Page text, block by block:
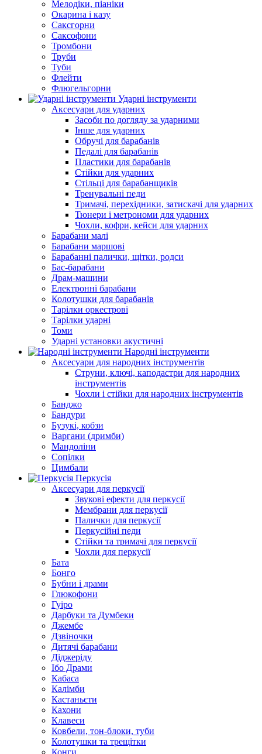
Мелодіки, піаніки
Окарина і казу
Саксгорни
Саксофони
Тромбони
Труби
Туби
Флейти
Флюгельгорни
Ударні інструменти
Аксесуари для ударних
Засоби по догляду за ударними
Інше для ударних
Обручі для барабанів
Педалі для барабанів
Пластики для барабанів
Стійки для ударних
Стільці для барабанщиків
Тренувальні педи
Тримачі, перехідники, затискачі для ударних
Тюнери і метрономи для ударних
Чохли, кофри, кейси для ударних
Барабани малі
Барабани маршові
Барабанні палички, щітки, родси
Бас-барабани
Драм-машини
Електронні барабани
Колотушки для барабанів
Тарілки оркестрові
Тарілки ударні
Томи
Ударні установки акустичні
Народні інструменти
Аксесуари для народних інструментів
Струни, ключі, каподастри для народних
інструментів
Чохли і стійки для народних інструментів
Банджо
Бандури
Бузукі, кобзи
Варгани (дримби)
Мандоліни
Сопілки
Цимбали
Перкусія
Аксесуари для перкусії
Звукові ефекти для перкусії
Мембрани для перкусії
Палички для перкусії
Перкусійні педи
Стійки та тримачі для перкусії
Чохли для перкусії
Бата
Бонго
Бубни і драми
Глюкофони
Гуіро
Дарбуки та Думбеки
Джембе
Дзвіночки
Дитячі барабани
Діджеріду
Ібо Драми
Кабаса
Калімби
Кастаньєти
Кахони
Клавеси
Ковбели, тон-блоки, туби
Колотушки та трещітки
Конги